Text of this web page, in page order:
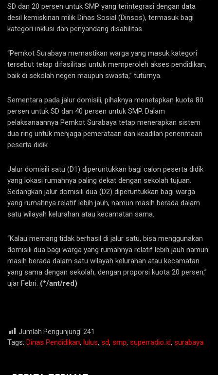
SD dan 20 persen untuk SMP yang terintegrasi dengan data
desil kemiskinan milik Dinas Sosial (Dinsos), termasuk bagi
kategori inklusi dan penyandang disabilitas.
“Pemkot Surabaya memastikan warga yang masuk kategori
tersebut tetap difasilitasi untuk memperoleh akses pendidikan,
baik di sekolah negeri maupun swasta,” tuturnya.
Sementara pada jalur domisili, pihaknya menetapkan kuota 80
persen untuk SD dan 40 persen untuk SMP. Dalam
pelaksanaannya Pemkot Surabaya tetap menerapkan sistem
dua ring untuk menjaga pemerataan dan keadilan penerimaan
peserta didik.
Jalur domisili satu (D1) diperuntukkan bagi calon peserta didik
yang lokasi rumahnya paling dekat dengan sekolah tujuan.
Sedangkan jalur domisili dua (D2) diperuntukkan bagi warga
yang rumahnya relatif lebih jauh, namun masih berada dalam
satu wilayah kelurahan atau kecamatan sama.
“Kalau memang tidak berhasil di jalur satu, bisa menggunakan
domisili dua bagi warga yang rumahnya relatif lebih jauh namun
masih berada dalam satu wilayah kelurahan atau kecamatan
yang sama dengan sekolah, dengan proporsi kuota 20 persen,”
ujar Febri. (*/ant/red)
Jumlah Pengunjung: 241
Tags: Dinas Pendidikan, lulus, sd, smp, superradio.id, surabaya